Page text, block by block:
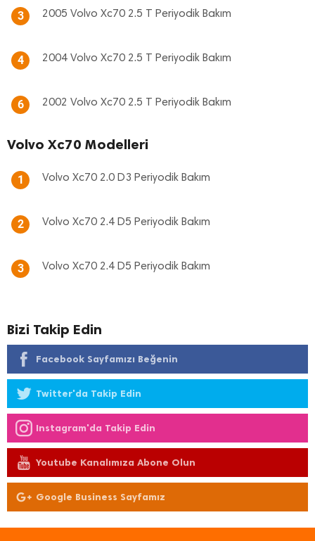
3 2005 Volvo Xc70 2.5 T Periyodik Bakım
4 2004 Volvo Xc70 2.5 T Periyodik Bakım
6 2002 Volvo Xc70 2.5 T Periyodik Bakım
Volvo Xc70 Modelleri
1 Volvo Xc70 2.0 D3 Periyodik Bakım
2 Volvo Xc70 2.4 D5 Periyodik Bakım
3 Volvo Xc70 2.4 D5 Periyodik Bakım
Bizi Takip Edin
Facebook Sayfamızı Beğenin
Twitter'da Takip Edin
Instagram'da Takip Edin
Youtube Kanalımıza Abone Olun
Google Business Sayfamız